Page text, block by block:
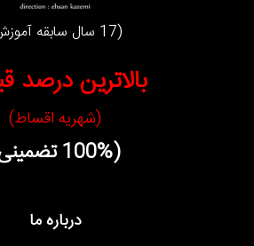
(17 سال سابقه آموزش)
بالاترین درصد
(شهریه اقساط)
(100% تضمینی)
درباره ما